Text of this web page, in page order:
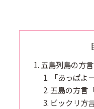
五島列島の方
「あっぱよ
五島の方言
ビックリ方